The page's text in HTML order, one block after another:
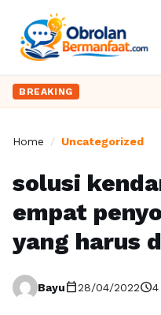
BREAKING
Home / Uncategorized
solusi
empat
yang harus
Bayucalendar_today28/04/2022schedule4